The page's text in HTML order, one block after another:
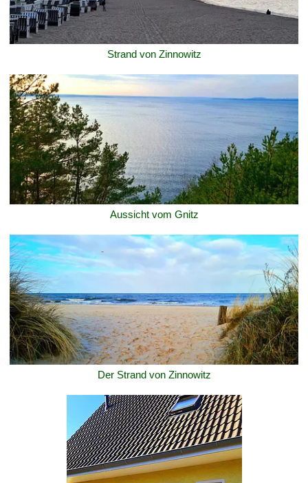
Strand von Zinnowitz
Aussicht vom Gnitz
Der Strand von Zinnowitz